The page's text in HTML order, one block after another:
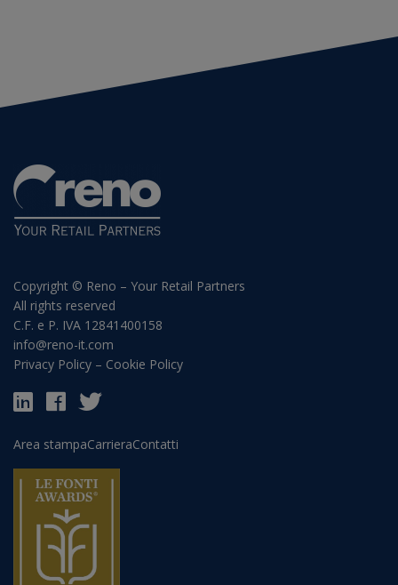
Copyright © Reno – Your Retail Partners
All rights reserved
C.F. e P. IVA 12841400158
info@reno-it.com
Privacy Policy – Cookie Policy
Area stampaCarrieraContatti